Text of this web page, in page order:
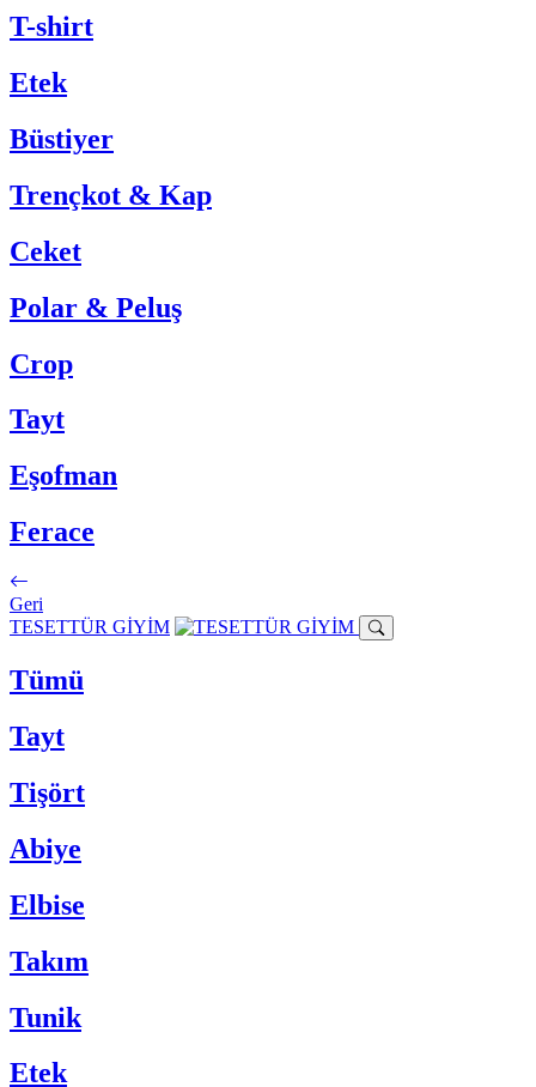
T-shirt
Etek
Büstiyer
Trençkot & Kap
Ceket
Polar & Peluş
Crop
Tayt
Eşofman
Ferace
Geri
TESETTÜR GİYİM
Tümü
Tayt
Tişört
Abiye
Elbise
Takım
Tunik
Etek